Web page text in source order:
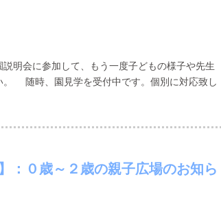
明会に参加して、もう一度子どもの様子や先生
随時、園見学を受付中です。個別に対応致し
：０歳～２歳の親子広場のお知ら